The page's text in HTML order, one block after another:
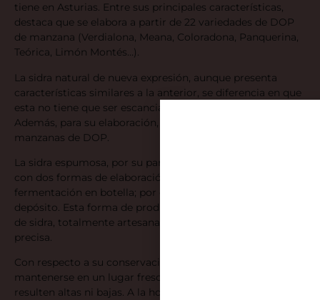
tiene en Asturias. Entre sus principales características,
destaca que se elabora a partir de 22 variedades de DOP
de manzana (Verdialona, Meana, Coloradona, Panquerina,
Teórica, Limón Montés…).
La sidra natural de nueva expresión, aunque presenta
características similares a la anterior, se diferencia en que
esta no tiene que ser escanciada antes de consumirla.
Además, para su elaboración, solo se necesitan 12 tipos de
manzanas de DOP.
La sidra espumosa, por su parte, se caracteriza por contar
con dos formas de elaboración: por un lado, la
fermentación en botella; por otro, la fermentación en
depósito. Esta forma de producción causa que sea el tipo
de sidra, totalmente artesanal, que mayor dedicación
precisa.
Con respecto a su conservación, la botella de sidra debe
mantenerse en un lugar fresco, con temperaturas que no
resulten altas ni bajas. A la hora de servirla, es